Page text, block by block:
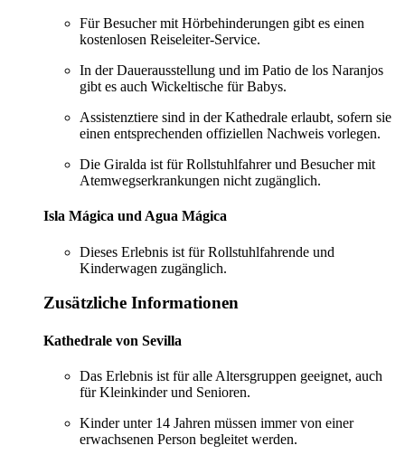
Für Besucher mit Hörbehinderungen gibt es einen
kostenlosen Reiseleiter-Service.
In der Dauerausstellung und im Patio de los Naranjos
gibt es auch Wickeltische für Babys.
Assistenztiere sind in der Kathedrale erlaubt, sofern sie
einen entsprechenden offiziellen Nachweis vorlegen.
Die Giralda ist für Rollstuhlfahrer und Besucher mit
Atemwegserkrankungen nicht zugänglich.
Isla Mágica und Agua Mágica
Dieses Erlebnis ist für Rollstuhlfahrende und
Kinderwagen zugänglich.
Zusätzliche Informationen
Kathedrale von Sevilla
Das Erlebnis ist für alle Altersgruppen geeignet, auch
für Kleinkinder und Senioren.
Kinder unter 14 Jahren müssen immer von einer
erwachsenen Person begleitet werden.